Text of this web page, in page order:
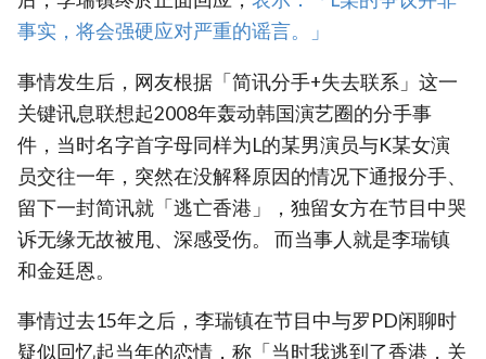
事实，将会强硬应对严重的谣言。」
事情发生后，网友根据「简讯分手+失去联系」这一
关键讯息联想起2008年轰动韩国演艺圈的分手事
件，当时名字首字母同样为L的某男演员与K某女演
员交往一年，突然在没解释原因的情况下通报分手、
留下一封简讯就「逃亡香港」，独留女方在节目中哭
诉无缘无故被甩、深感受伤。 而当事人就是李瑞镇
和金廷恩。
事情过去15年之后，李瑞镇在节目中与罗PD闲聊时
疑似回忆起当年的恋情，称「当时我逃到了香港，关